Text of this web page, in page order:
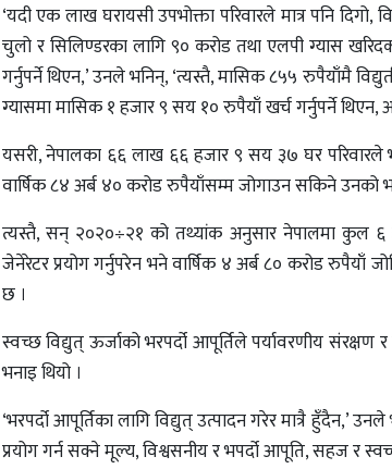
‘यदी एक लाख घरायसी उपभोक्ता परिवारले मात्र पनि
चुलो र सिलिण्डरका लागि ९० करोड तथा एलपी ग्यास
गर्नुपर्ने थिएन,’ उनले भनिन्, ‘त्यस्तै, मासिक ८५५ रुपैयाँमै
ग्यासमा मासिक १ हजार ९ सय १० रुपैयाँ खर्च गर्नुपर्ने थिएन,
यसरी, नेपालका ६६ लाख ६६ हजार ९ सय ३७ घर
वार्षिक ८४ अर्ब ४० करोड रुपैयाँसम्म जोगाउन सकिने उनको
त्यस्तै, सन् २०२०÷२१ को तथ्यांक अनुसार नेपालमा कुल ६
जेनेरेटर प्रयोग गर्नुपरेन भने वार्षिक ४ अर्ब ८० करोड
छ ।
स्वच्छ विद्युत् ऊर्जाको भरपर्दो आपूर्तिले पर्यावरणीय
भनाइ थियो ।
‘भरपर्दो आपूर्तिका लागि विद्युत् उत्पादन गरेर मात्रै हुँदैन,’
प्रयोग गर्न सक्ने मूल्य, विश्वसनीय र भपर्दो आपूति, सहज र